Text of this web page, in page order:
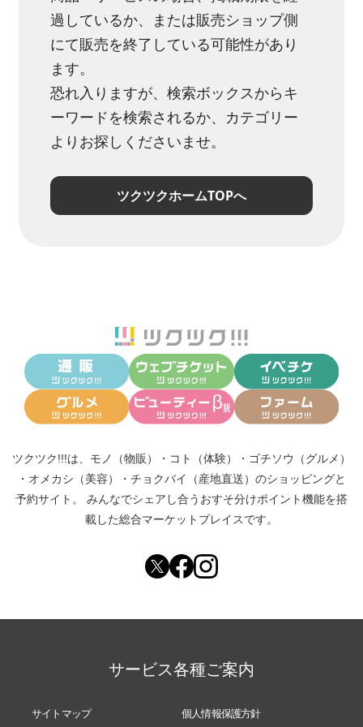
過しているか、または販売ショップ側
にて販売を終了している可能性があり
ます。
恐れ入りますが、検索ボックスからキ
ーワードを検索されるか、カテゴリー
よりお探しくださいませ。
ツクツクホームTOPへ
ツクツク!!!は、 モノ（物販） ・ コト（体験） ・ ゴチソウ（グルメ）
・ オメカシ（美容） ・ チョクバイ（産地直送） のショッピングと
予約サイト。
みんなでシェアし合う おすそ分けポイント機能を搭
載した総合マーケットプレイスです。
サービス各種ご案内
サイトマップ 個人情報保護方針